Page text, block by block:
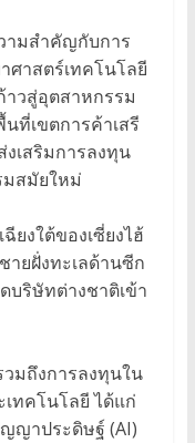
ามสำคัญกับการ
ศาสตร์เทคโนโลยี
วสู่อุตสาหกรรม
ที่เขตการค้าเสรี
เสริมการลงทุน
มสมัยใหม่
ยงใต้ของเซี่ยงไฮ้
ายฝั่งทะเลด้านซีก
บริษัทต่างชาติเข้า
วมถึงการลงทุนใน
ทคโนโลยี ได้แก่
ญาประดิษฐ์ (AI)